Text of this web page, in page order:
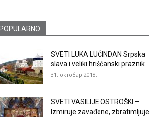
POPULARNO
SVETI LUKA LUČINDAN Srpska
slava i veliki hrišćanski praznik
31. октобар 2018.
SVETI VASILIJE OSTROŠKI –
Izmiruje zavađene, zbratimljuje